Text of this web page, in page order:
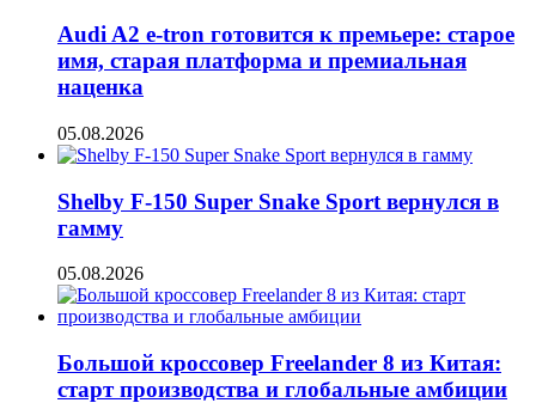
Audi A2 e-tron готовится к премьере: старое
имя, старая платформа и премиальная
наценка
05.08.2026
Shelby F-150 Super Snake Sport вернулся в
гамму
05.08.2026
Большой кроссовер Freelander 8 из Китая:
старт производства и глобальные амбиции